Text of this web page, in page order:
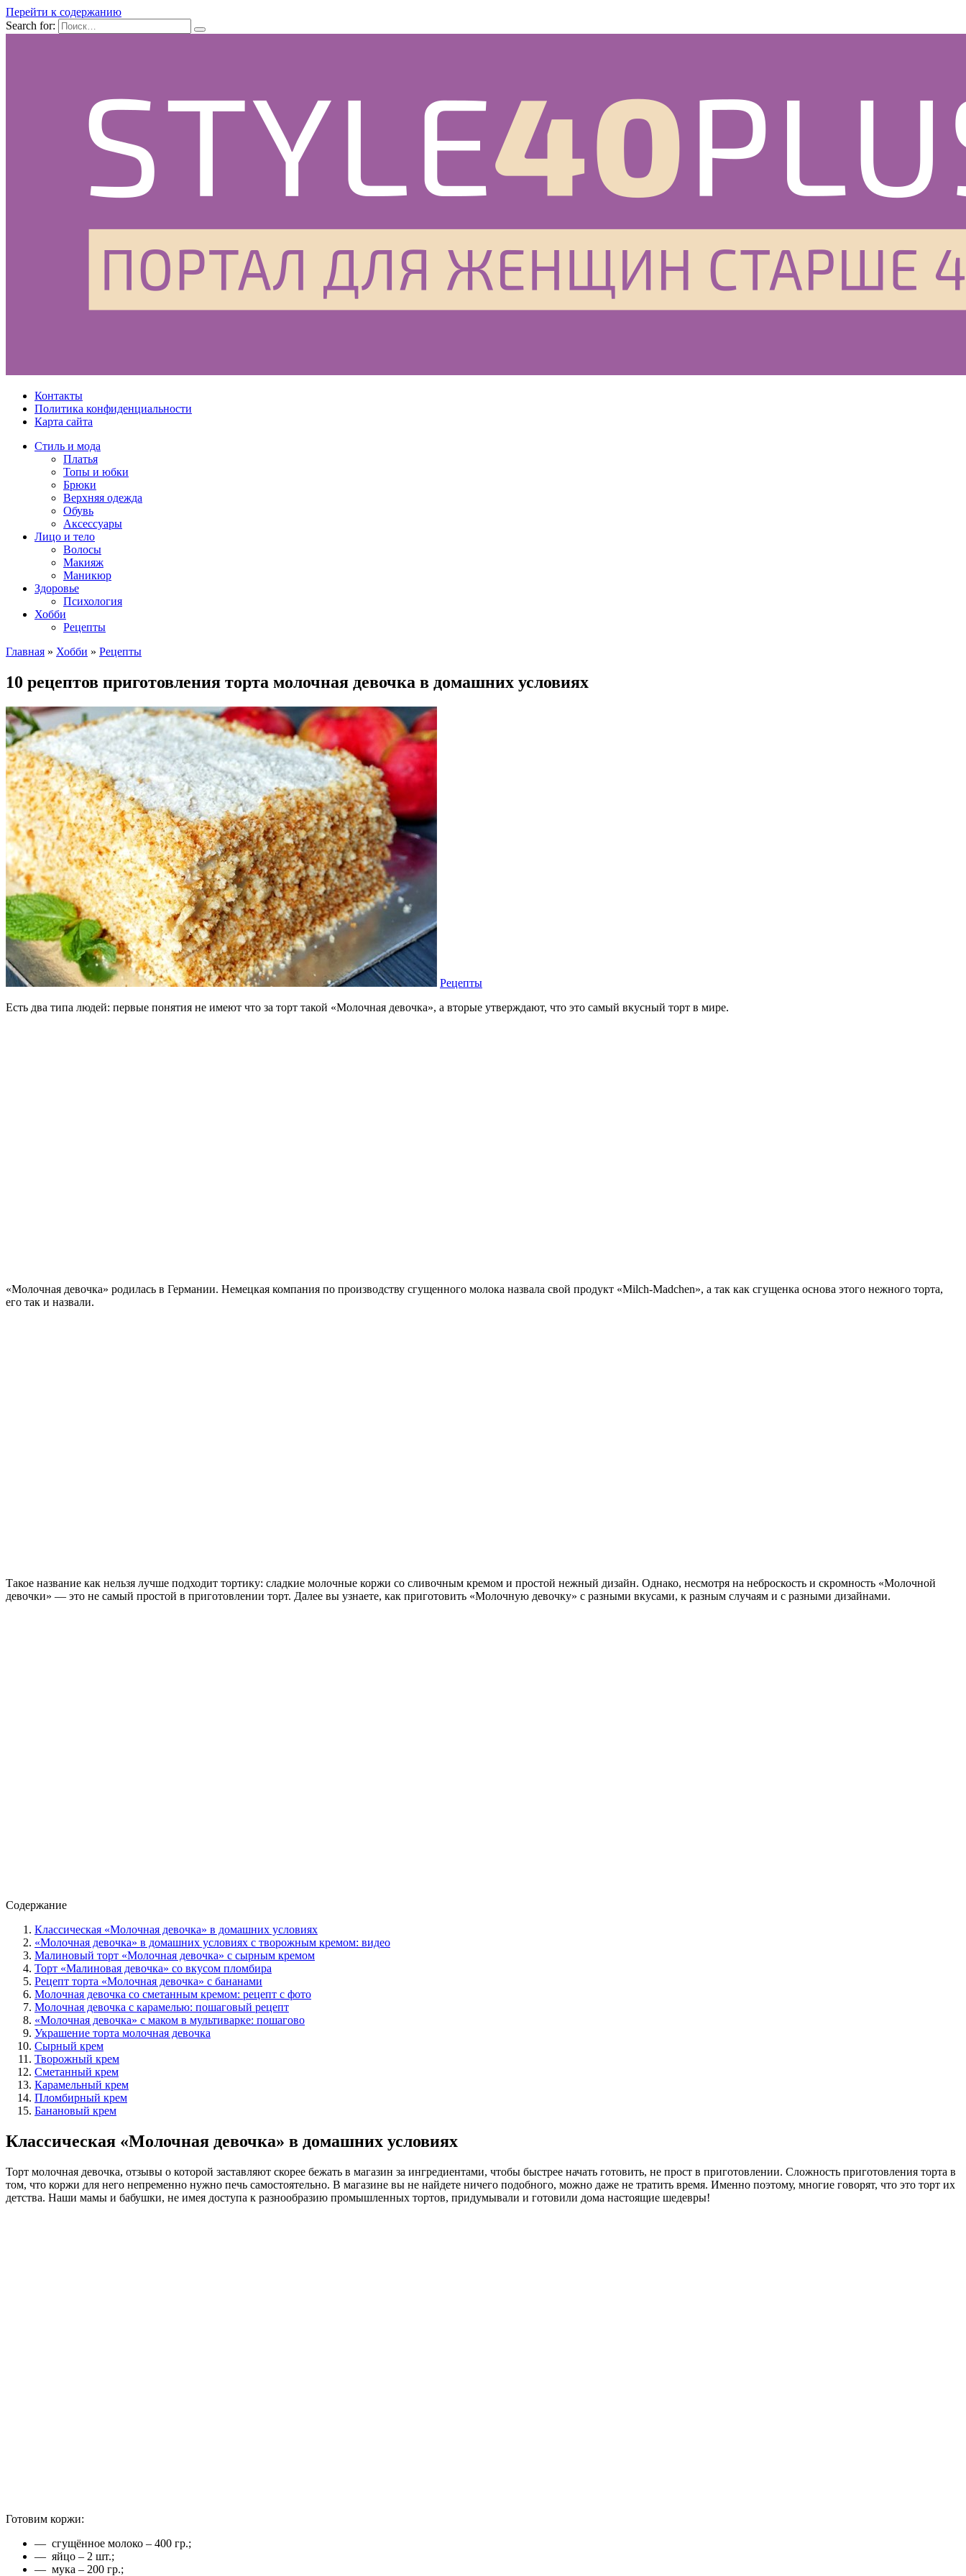
Перейти к содержанию
Search for:
Контакты
Политика конфиденциальности
Карта сайта
Стиль и мода
Платья
Топы и юбки
Брюки
Верхняя одежда
Обувь
Аксессуары
Лицо и тело
Волосы
Макияж
Маникюр
Здоровье
Психология
Хобби
Рецепты
Главная » Хобби » Рецепты
10 рецептов приготовления торта молочная девочка в домашних условиях
Рецепты
Есть два типа людей: первые понятия не имеют что за торт такой «Молочная девочка», а вторые утверждают, что это самый вкусный торт в мире.
«Молочная девочка» родилась в Германии. Немецкая компания по производству сгущенного молока назвала свой продукт «Milch-Madchen», а так как сгущенка основа этого нежного торта,
его так и назвали.
Такое название как нельзя лучше подходит тортику: сладкие молочные коржи со сливочным кремом и простой нежный дизайн. Однако, несмотря на неброскость и скромность «Молочной
девочки» — это не самый простой в приготовлении торт. Далее вы узнаете, как приготовить «Молочную девочку» с разными вкусами, к разным случаям и с разными дизайнами.
Содержание
Классическая «Молочная девочка» в домашних условиях
«Молочная девочка» в домашних условиях с творожным кремом: видео
Малиновый торт «Молочная девочка» с сырным кремом
Торт «Малиновая девочка» со вкусом пломбира
Рецепт торта «Молочная девочка» с бананами
Молочная девочка со сметанным кремом: рецепт с фото
Молочная девочка с карамелью: пошаговый рецепт
«Молочная девочка» с маком в мультиварке: пошагово
Украшение торта молочная девочка
Сырный крем
Творожный крем
Сметанный крем
Карамельный крем
Пломбирный крем
Банановый крем
Классическая «Молочная девочка» в домашних условиях
Торт молочная девочка, отзывы о которой заставляют скорее бежать в магазин за ингредиентами, чтобы быстрее начать готовить, не прост в приготовлении. Сложность приготовления торта в
том, что коржи для него непременно нужно печь самостоятельно. В магазине вы не найдете ничего подобного, можно даже не тратить время. Именно поэтому, многие говорят, что это торт их
детства. Наши мамы и бабушки, не имея доступа к разнообразию промышленных тортов, придумывали и готовили дома настоящие шедевры!
Готовим коржи:
— сгущённое молоко – 400 гр.;
— яйцо – 2 шт.;
— мука – 200 гр.;